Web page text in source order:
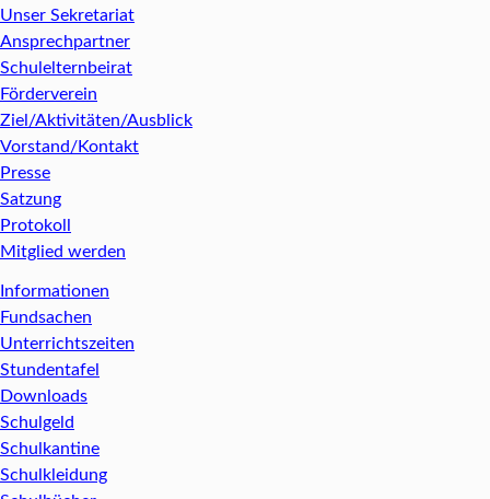
Unser Sekretariat
Ansprechpartner
Schulelternbeirat
Förderverein
Ziel/Aktivitäten/Ausblick
Vorstand/Kontakt
Presse
Satzung
Protokoll
Mitglied werden
Informationen
Fundsachen
Unterrichtszeiten
Stundentafel
Downloads
Schulgeld
Schulkantine
Schulkleidung